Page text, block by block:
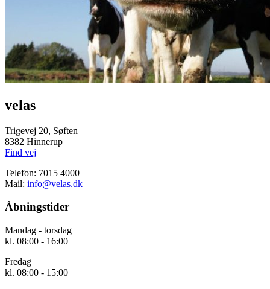
velas
Trigevej 20, Søften
8382 Hinnerup
Find vej
Telefon: 7015 4000
Mail: info@velas.dk
Åbningstider
Mandag - torsdag
kl. 08:00 - 16:00
Fredag
kl. 08:00 - 15:00